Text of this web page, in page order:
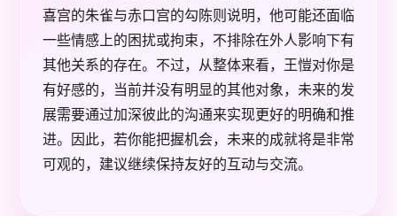
喜宫的朱雀与赤口宫的勾陈则说明，他可能还面临
一些情感上的困扰或拘束，不排除在外人影响下有
其他关系的存在。不过，从整体来看，王愷对你是
有好感的，当前并没有明显的其他对象，未来的发
展需要通过加深彼此的沟通来实现更好的明确和推
进。因此，若你能把握机会，未来的成就将是非常
可观的，建议继续保持友好的互动与交流。